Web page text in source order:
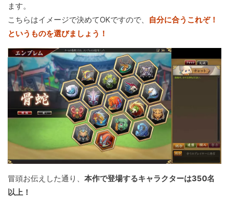
ます。
こちらはイメージで決めてOKですので、
自分に合うこれぞ！
というものを選びましょう！
冒頭お伝えした通り、 本作で登場するキャラクターは350名
以上！